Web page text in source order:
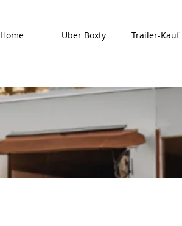
Home Über Boxty Trailer-Kauf